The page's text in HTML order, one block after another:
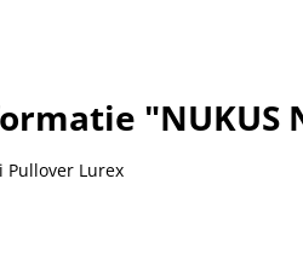
"NUKUS
Pullover Lurex